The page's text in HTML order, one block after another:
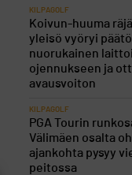
KILPAGOLF
Koivun-huuma
yleisö vyöryi
nuorukainen
ojennukseen ja
avausvoiton
KILPAGOLF
PGA Tourin
Välimäen osalta
ajankohta pysyy
peitossa